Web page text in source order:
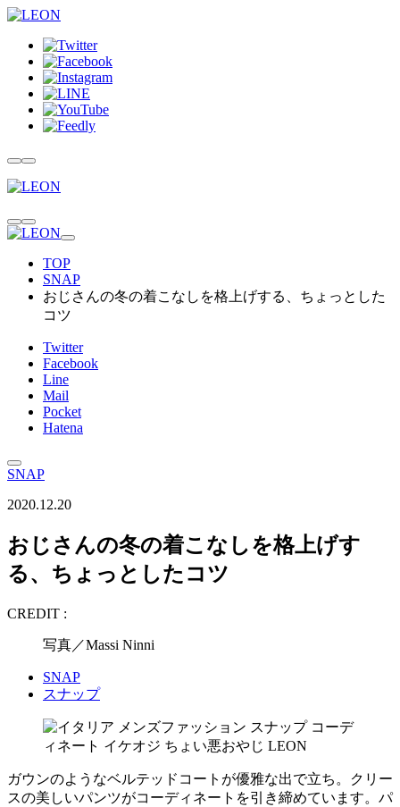
TOP
SNAP
おじさんの冬の着こなしを格上げする、ちょっとした
コツ
Twitter
Facebook
Line
Mail
Pocket
Hatena
SNAP
2020.12.20
おじさんの冬の着こなしを格上げす
る、ちょっとしたコツ
CREDIT :
写真／Massi Ninni
SNAP
スナップ
ガウンのようなベルテッドコートが優雅な出で立ち。クリー
スの美しいパンツがコーディネートを引き締めています。パ